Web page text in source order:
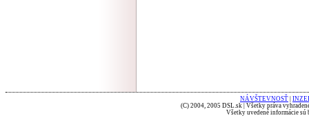
NÁVŠTEVNOSŤ
(C) 2004, 2005 DSL.sk | Všetky práva
Všetky uvedené informácie sú